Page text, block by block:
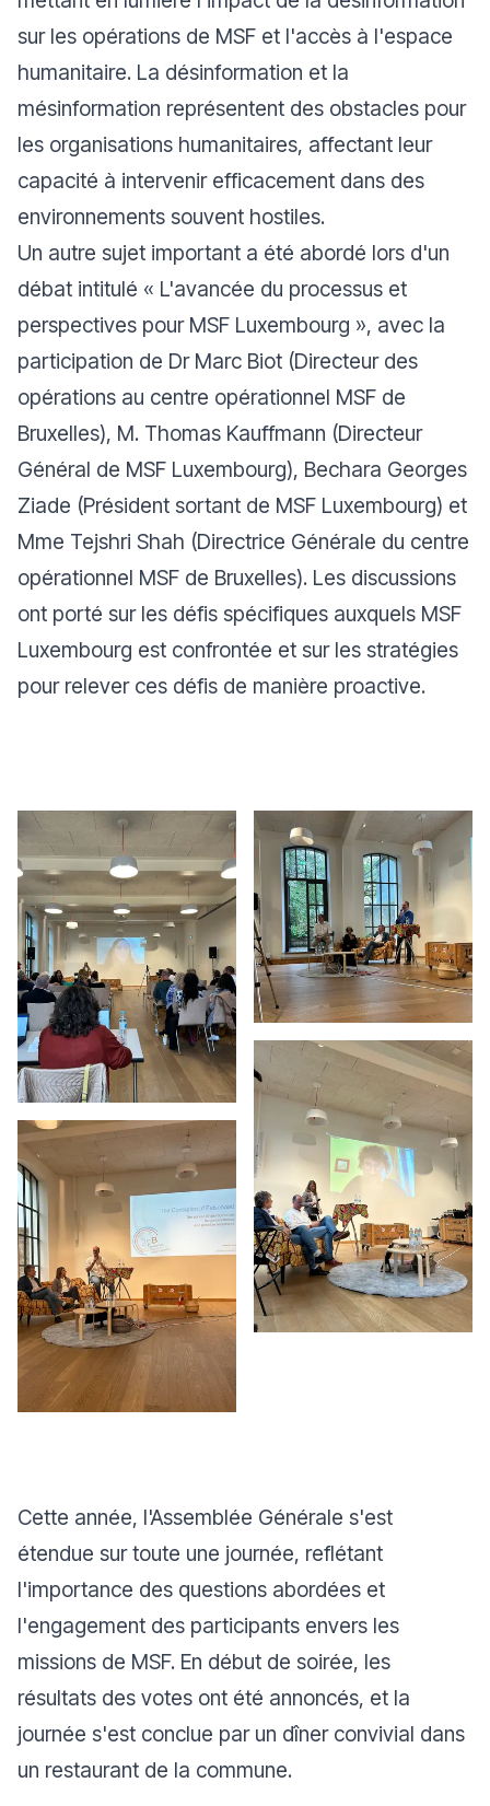
sur les opérations de MSF et l'accès à l'espace
humanitaire. La désinformation et la
mésinformation représentent des obstacles pour
les organisations humanitaires, affectant leur
capacité à intervenir efficacement dans des
environnements souvent hostiles.
Un autre sujet important a été abordé lors d'un
débat intitulé « L'avancée du processus et
perspectives pour MSF Luxembourg », avec la
participation de Dr Marc Biot (Directeur des
opérations au centre opérationnel MSF de
Bruxelles), M. Thomas Kauffmann (Directeur
Général de MSF Luxembourg), Bechara Georges
Ziade (Président sortant de MSF Luxembourg) et
Mme Tejshri Shah (Directrice Générale du centre
opérationnel MSF de Bruxelles). Les discussions
ont porté sur les défis spécifiques auxquels MSF
Luxembourg est confrontée et sur les stratégies
pour relever ces défis de manière proactive.
Cette année, l'Assemblée Générale s'est
étendue sur toute une journée, reflétant
l'importance des questions abordées et
l'engagement des participants envers les
missions de MSF. En début de soirée, les
résultats des votes ont été annoncés, et la
journée s'est conclue par un dîner convivial dans
un restaurant de la commune.